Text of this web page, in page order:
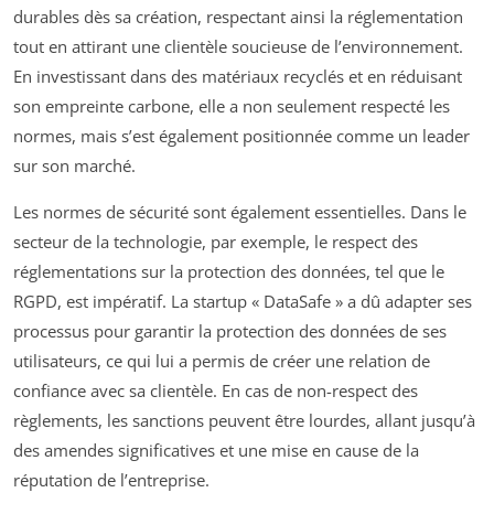
durables dès sa création, respectant ainsi la réglementation
tout en attirant une clientèle soucieuse de l’environnement.
En investissant dans des matériaux recyclés et en réduisant
son empreinte carbone, elle a non seulement respecté les
normes, mais s’est également positionnée comme un leader
sur son marché.
Les normes de sécurité sont également essentielles. Dans le
secteur de la technologie, par exemple, le respect des
réglementations sur la protection des données, tel que le
RGPD, est impératif. La startup « DataSafe » a dû adapter ses
processus pour garantir la protection des données de ses
utilisateurs, ce qui lui a permis de créer une relation de
confiance avec sa clientèle. En cas de non-respect des
règlements, les sanctions peuvent être lourdes, allant jusqu’à
des amendes significatives et une mise en cause de la
réputation de l’entreprise.